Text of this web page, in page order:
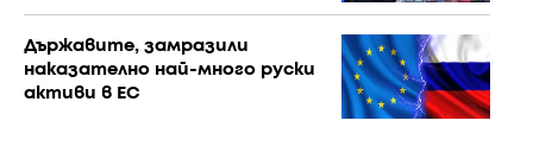
Държавите, замразили
наказателно най-много руски
активи в ЕС